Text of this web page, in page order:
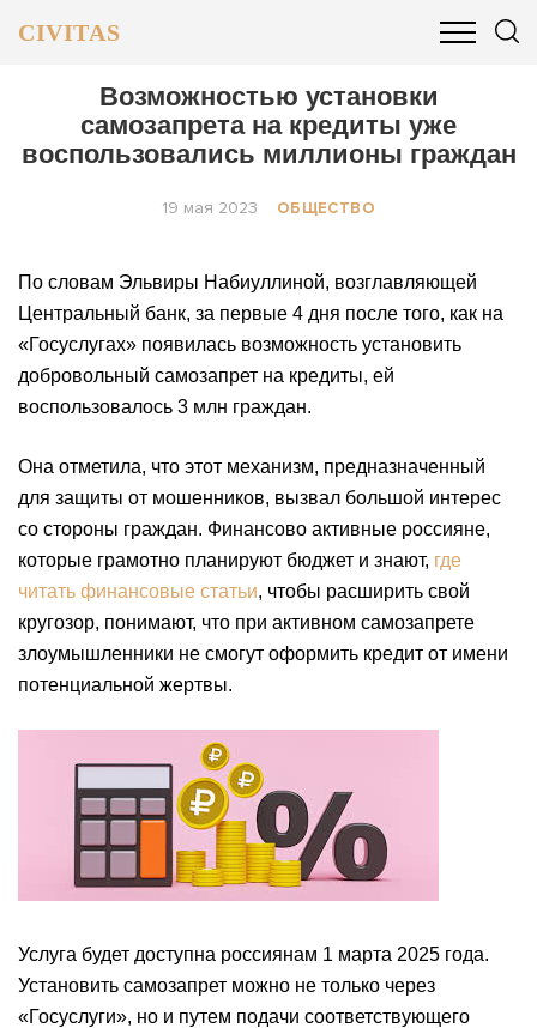
CIVITAS
ОБЩЕСТВО БИЗНЕС И ФИНАНСЫ
Возможностью установки
самозапрета на кредиты уже
воспользовались миллионы граждан
19 мая 2023 ОБЩЕСТВО
По словам Эльвиры Набиуллиной, возглавляющей
Центральный банк, за первые 4 дня после того, как на
«‎Госуслугах» появилась возможность установить
добровольный самозапрет на кредиты, ей
воспользовалось 3 млн граждан.
Она отметила, что этот механизм, предназначенный
для защиты от мошенников, вызвал большой интерес
со стороны граждан. Финансово активные россияне,
которые грамотно планируют бюджет и знают, где
читать финансовые статьи, чтобы расширить свой
кругозор, понимают, что при активном самозапрете
злоумышленники не смогут оформить кредит от имени
потенциальной жертвы.
Услуга будет доступна россиянам 1 марта 2025 года.
Установить самозапрет можно не только через
«Госуслуги‎», но и путем подачи соответствующего